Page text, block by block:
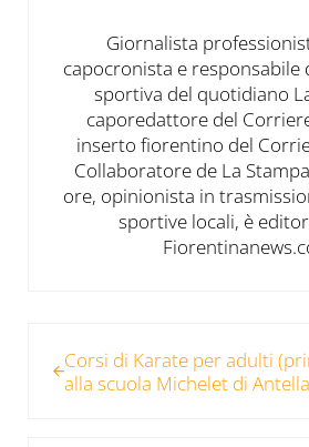
Giornalista
capocronista e responsabile
sportiva del quotidiano
caporedattore del
inserto fiorentino del
Collaboratore de La
ore, opinionista in
sportive locali, è
Corsi di Karate per adulti
alla scuola Michelet di Antella